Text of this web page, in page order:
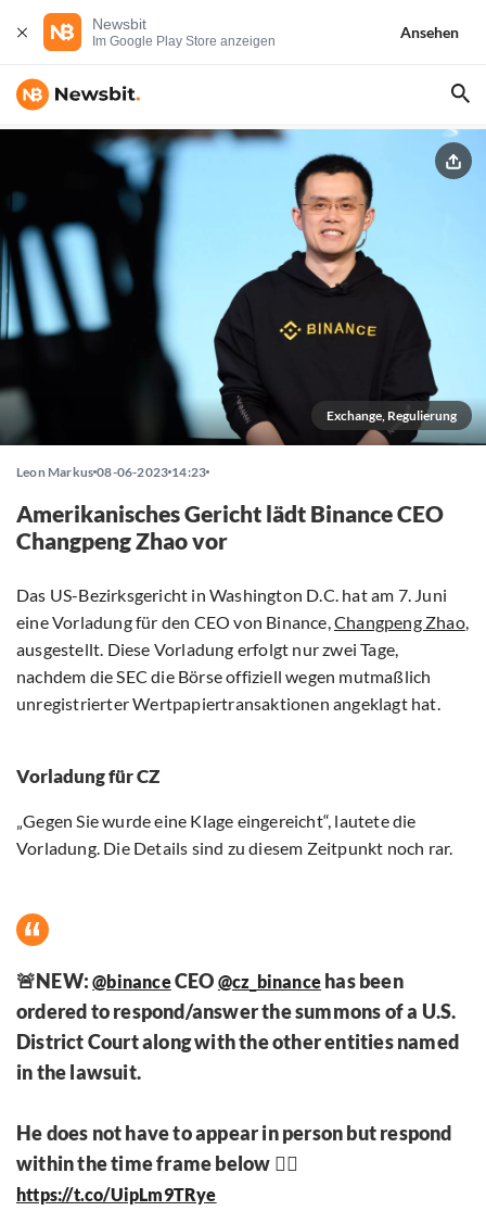
Newsbit
Im Google Play Store anzeigen
Ansehen
Exchange, Regulierung
Leon Markus 08-06-2023 14:23
Amerikanisches Gericht lädt Binance CEO
Changpeng Zhao vor
Das US-Bezirksgericht in Washington D.C. hat am 7. Juni
eine Vorladung für den CEO von Binance,Changpeng Zhao,
ausgestellt. Diese Vorladung erfolgt nur zwei Tage,
nachdem die SEC die Börse offiziell wegen mutmaßlich
unregistrierter Wertpapiertransaktionen angeklagt hat.
Vorladung für CZ
„Gegen Sie wurde eine Klage eingereicht“, lautete die
Vorladung. Die Details sind zu diesem Zeitpunkt noch rar.
🚨NEW:@binanceCEO @cz_binance has been
ordered to respond/answer the summons of a U.S.
District Court along with the other entities named
in the lawsuit.
He does not have to appear in person but respond
within the time frame below 👇🏼
https://t.co/UipLm9TRye